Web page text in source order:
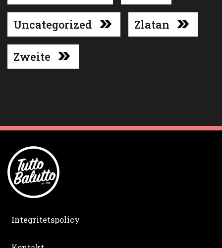
Uncategorized Zlatan
Zweite
Integritetspolicy